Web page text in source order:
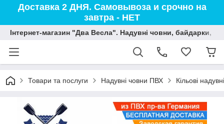
Доставка 2 ДНЯ. Самовывоза и срочно на
завтра - НЕТ
Інтернет-магазин "Два Весла". Надувні човни, байдарки,
Товари та послуги Надувні човни ПВХ Кільові